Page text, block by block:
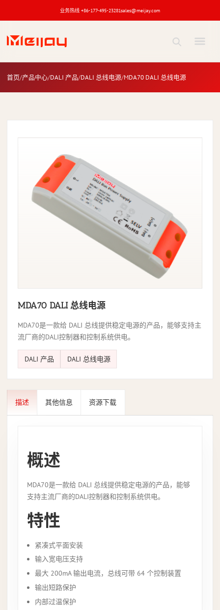
业务热线 +86-177-495-23281sales@meijay.com
首页 产品中心 DALI 产品 DALI 总线电源 MDA70 DALI 总线电源
MDA70 DALI 总线电源
MDA70是一款给 DALI 总线提供稳定电源的产品，能够支持主
流厂商的DALI控制器和控制系统供电。
DALI 产品 DALI 总线电源
描述 其他信息 资源下载
概述
MDA70是一款给 DALI 总线提供稳定电源的产品，能够
支持主流厂商的DALI控制器和控制系统供电。
特性
紧凑式平面安装
输入宽电压支持
最大 200mA 输出电流，总线可带 64 个控制装置
输出短路保护
内部过温保护